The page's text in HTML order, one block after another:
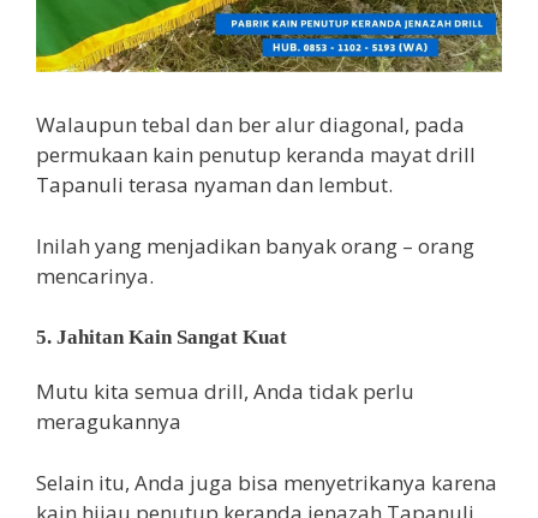
Walaupun tebal dan ber alur diagonal, pada
permukaan kain penutup keranda mayat drill
Tapanuli terasa nyaman dan lembut.
Inilah yang menjadikan banyak orang – orang
mencarinya.
5. Jahitan Kain Sangat Kuat
Mutu kita semua drill, Anda tidak perlu
meragukannya
Selain itu, Anda juga bisa menyetrikanya karena
kain hijau penutup keranda jenazah Tapanuli